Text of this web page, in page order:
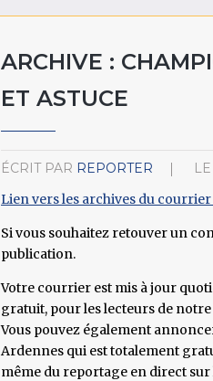
ARCHIVE :
ET ASTUCE
ÉCRIT PAR REPORTER LE
Lien vers les archives du
Si vous souhaitez retouver un
publication.
Votre courrier est mis à jour
gratuit, pour les lecteurs de
Vous pouvez également
Ardennes qui est totalement
même du reportage en direct sur